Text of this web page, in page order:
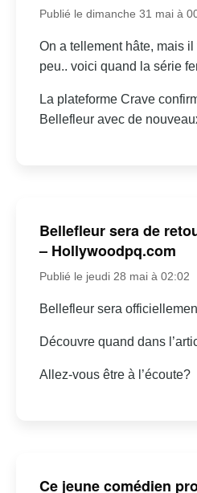
Publié le dimanche 31 mai à
On a tellement hâte, mais
peu.. voici quand la série
La plateforme Crave
Bellefleur avec de
Bellefleur sera de
– Hollywoodpq.com
Publié le jeudi 28 mai à 02:02
Bellefleur sera
Découvre quand dans
Allez-vous être à l’écoute?
Ce jeune comédien